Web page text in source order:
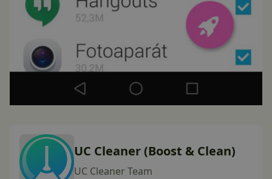
UC Cleaner (Boost & Clean)
UC Cleaner Team